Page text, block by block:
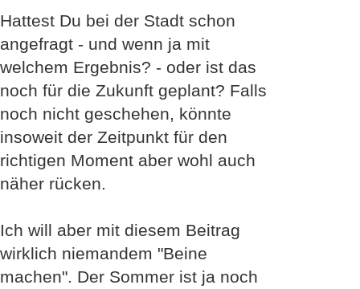
Hattest Du bei der Stadt schon
angefragt - und wenn ja mit
welchem Ergebnis? - oder ist das
noch für die Zukunft geplant? Falls
noch nicht geschehen, könnte
insoweit der Zeitpunkt für den
richtigen Moment aber wohl auch
näher rücken.
Ich will aber mit diesem Beitrag
wirklich niemandem "Beine
machen". Der Sommer ist ja noch